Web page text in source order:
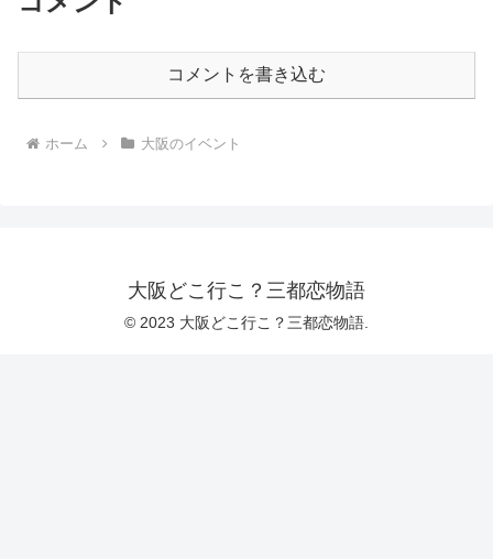
コメントを書き込む
ホーム 大阪のイベント
大阪どこ行こ？三都恋物語
© 2023 大阪どこ行こ？三都恋物語.